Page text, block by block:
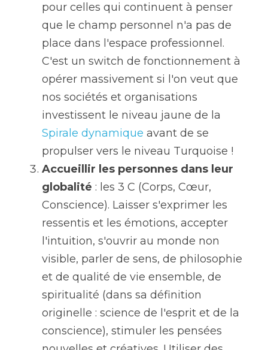
pour celles qui continuent à penser
que le champ personnel n'a pas de
place dans l'espace professionnel.
C'est un switch de fonctionnement à
opérer massivement si l'on veut que
nos sociétés et organisations
Spirale dynamique avant de se
propulser vers le niveau Turquoise !
Accueillir les personnes dans leur
globalité : les 3 C (Corps, Cœur,
Conscience). Laisser s'exprimer les
ressentis et les émotions, accepter
l'intuition, s'ouvrir au monde non
visible, parler de sens, de philosophie
et de qualité de vie ensemble, de
spiritualité (dans sa définition
originelle : science de l'esprit et de la
conscience), stimuler les pensées